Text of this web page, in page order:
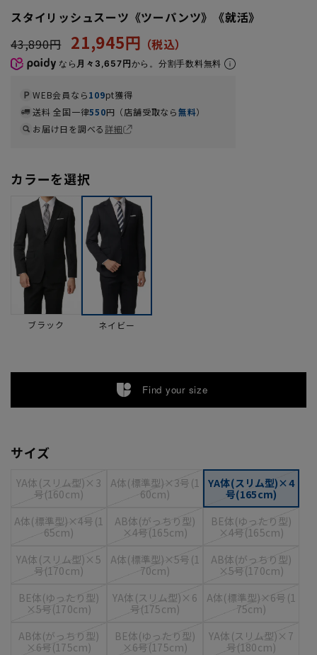
スタイリッシュスーツ《ツーパンツ》《就活》
43,890円
21,945円
なら 月々3,657円から。分割手数料無料
WEB会員なら109pt獲得
送料 全国一律550円（店舗受取なら無料）
お届け日を調べる詳細
カラーを選択
ブラック ネイビー
Find your size
サイズ
YA体(スリム型)×3
号(160cm)
A体(標準型)×3号(1
60cm)
YA体(スリム型)×4
号(165cm)
A体(標準型)×4号(1
65cm)
AB体(がっちり型)
×4号(165cm)
BE体(ゆったり型)
×4号(165cm)
YA体(スリム型)×5
号(170cm)
A体(標準型)×5号(1
70cm)
AB体(がっちり型)
×5号(170cm)
BE体(ゆったり型)
×5号(170cm)
YA体(スリム型)×6
号(175cm)
A体(標準型)×6号(1
75cm)
AB体(がっちり型)
×6号(175cm)
BE体(ゆったり型)
×6号(175cm)
YA体(スリム型)×7
号(180cm)